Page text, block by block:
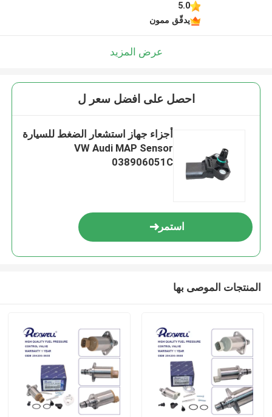
5.0
يدقّق ممون
عرض المزيد
احصل على افضل سعر ل
أجزاء جهاز استشعار الضغط للسيارة
VW Audi MAP Sensor
038906051C
استمر
المنتجات الموصى بها